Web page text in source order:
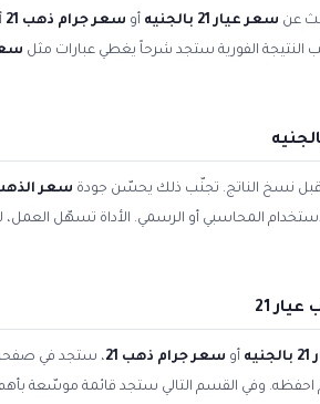
عن سعر عيار 21 بالجنيه أو سعر جرام ذهب 21
النتيجة الفورية ستجد شرحاً يغطي عبارات مثل سعر
قبل نسخ الناتج. تجنّب ذلك يحسّن جودة سعر الذهب
المحاسبي أو الرسمي. الأداة تسهّل العمل،
أو سعر جرام ذهب 21 ، ستجد في
ثم احفظه. وفي القسم التالي ستجد قائمة موسّعة